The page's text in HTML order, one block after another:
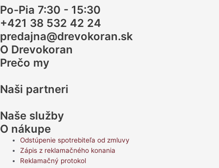
Po-Pia 7:30 - 15:30
+421 38 532 42 24
predajna@drevokoran.sk
O Drevokoran
Prečo my
Naši partneri
Naše služby
O nákupe
Odstúpenie spotrebiteľa od zmluvy
Zápis z reklamačného konania
Reklamačný protokol